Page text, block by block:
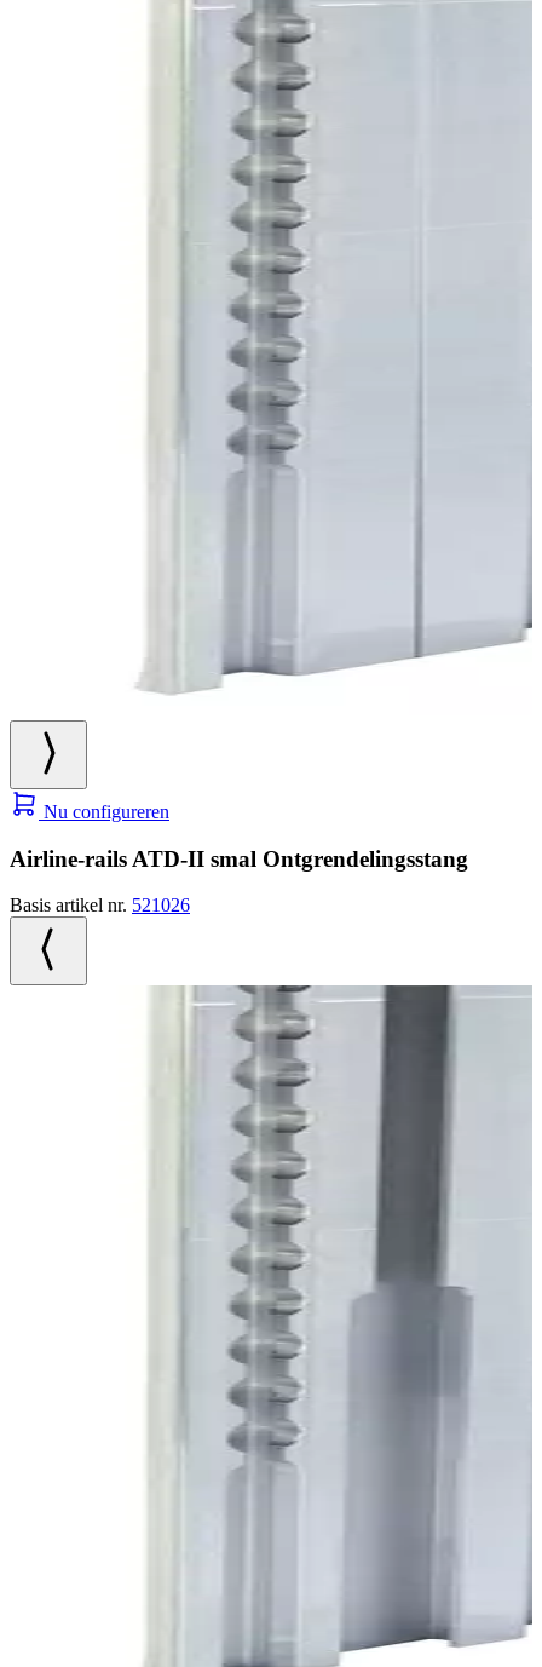
Nu configureren
Airline-rails ATD-II smal Ontgrendelingsstang
Basis artikel nr. 521026